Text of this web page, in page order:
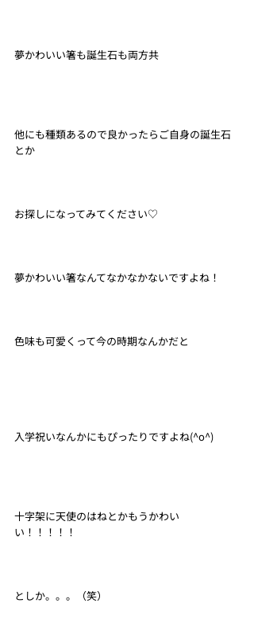
夢かわいい箸も誕生石も両方共
他にも種類あるので良かったらご自身の誕生石
とか
お探しになってみてください♡
夢かわいい箸なんてなかなかないですよね！
色味も可愛くって今の時期なんかだと
入学祝いなんかにもぴったりですよね(^o^)
十字架に天使のはねとかもうかわい
い！！！！！
としか。。。（笑）